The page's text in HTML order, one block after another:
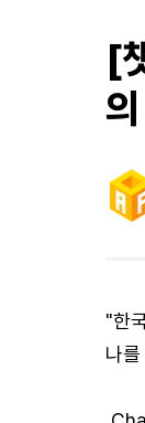
[
"한
나